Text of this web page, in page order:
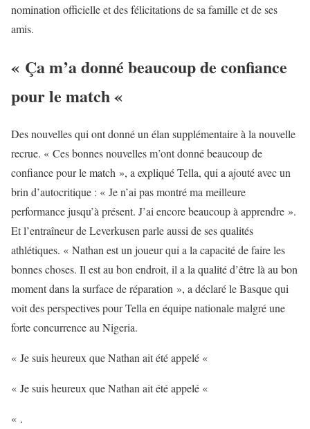
nomination officielle et des félicitations de sa famille et de ses
amis.
« Ça m’a donné beaucoup de confiance
pour le match «
Des nouvelles qui ont donné un élan supplémentaire à la nouvelle
recrue. « Ces bonnes nouvelles m’ont donné beaucoup de
confiance pour le match », a expliqué Tella, qui a ajouté avec un
brin d’autocritique : « Je n’ai pas montré ma meilleure
performance jusqu’à présent. J’ai encore beaucoup à apprendre ».
Et l’entraîneur de Leverkusen parle aussi de ses qualités
athlétiques. « Nathan est un joueur qui a la capacité de faire les
bonnes choses. Il est au bon endroit, il a la qualité d’être là au bon
moment dans la surface de réparation », a déclaré le Basque qui
voit des perspectives pour Tella en équipe nationale malgré une
forte concurrence au Nigeria.
« Je suis heureux que Nathan ait été appelé «
« Je suis heureux que Nathan ait été appelé «
« .